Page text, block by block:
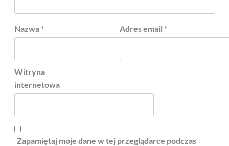
Nazwa * Adres email *
Witryna
internetowa
Zapamiętaj moje dane w tej przeglądarce podczas